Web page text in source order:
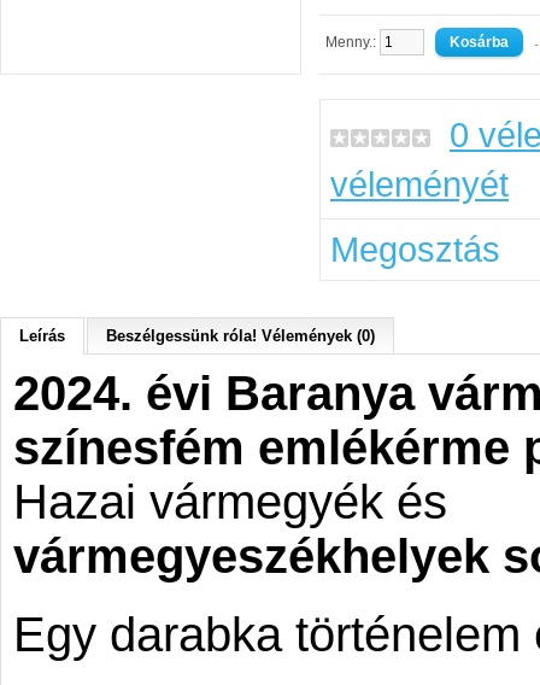
Menny.: -
0
véleményét
Megosztás
Leírás Beszélgessünk róla! Vélemények (0)
2024. évi Baranya
színesfém emlékérme
Hazai vármegyék és
vármegyeszékhelyek
Egy darabka történelem